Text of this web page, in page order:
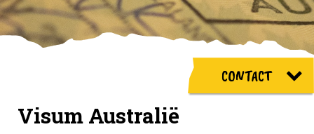
CONTACT
Visum Australië